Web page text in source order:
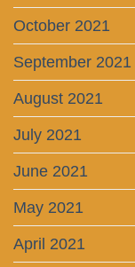
October 2021
September 2021
August 2021
July 2021
June 2021
May 2021
April 2021